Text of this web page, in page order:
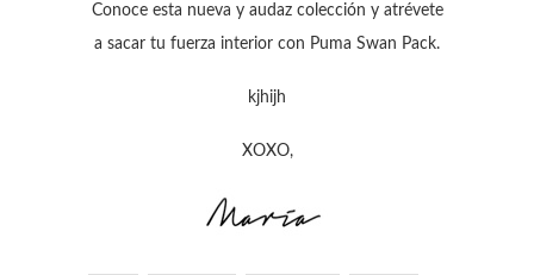
Conoce esta nueva y audaz colección y atrévete
a sacar tu fuerza interior con Puma Swan Pack.
kjhijh
XOXO,